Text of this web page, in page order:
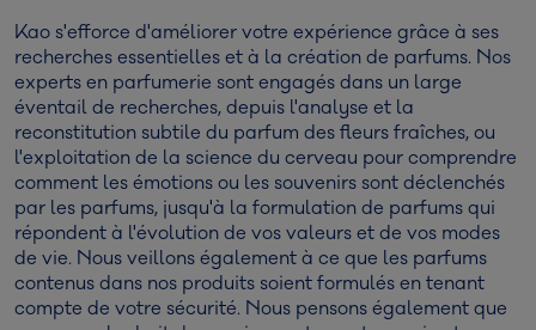
Kao s'efforce d'améliorer votre expérience grâce à ses
recherches essentielles et à la création de parfums. Nos
experts en parfumerie sont engagés dans un large
éventail de recherches, depuis l'analyse et la
reconstitution subtile du parfum des fleurs fraîches, ou
l'exploitation de la science du cerveau pour comprendre
comment les émotions ou les souvenirs sont déclenchés
par les parfums, jusqu'à la formulation de parfums qui
répondent à l'évolution de vos valeurs et de vos modes
de vie. Nous veillons également à ce que les parfums
contenus dans nos produits soient formulés en tenant
compte de votre sécurité. Nous pensons également que